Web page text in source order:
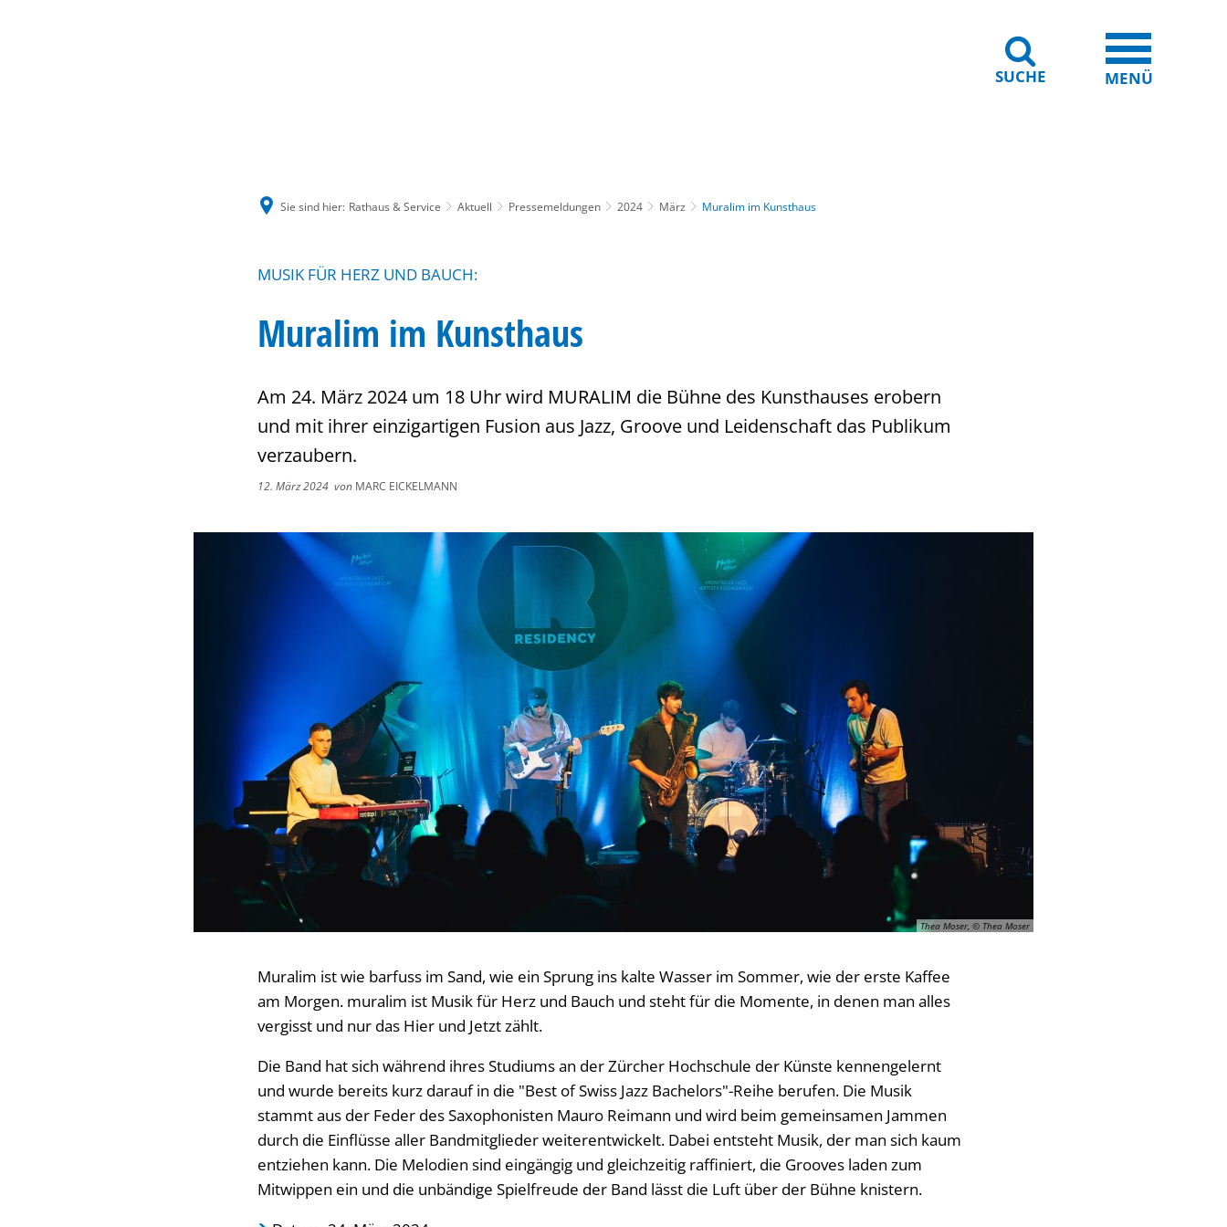
SUCHE MENÜ
Sie sind hier: Rathaus & Service Aktuell Pressemeldungen 2024 März Muralim im Kunsthaus
MUSIK FÜR HERZ UND BAUCH:
Muralim im Kunsthaus
Am 24. März 2024 um 18 Uhr wird MURALIM die Bühne des Kunsthauses erobern
und mit ihrer einzigartigen Fusion aus Jazz, Groove und Leidenschaft das Publikum
verzaubern.
12. März 2024 von MARC EICKELMANN
Thea Moser, © Thea Moser
Muralim ist wie barfuss im Sand, wie ein Sprung ins kalte Wasser im Sommer, wie der erste Kaffee
am Morgen. muralim ist Musik für Herz und Bauch und steht für die Momente, in denen man alles
vergisst und nur das Hier und Jetzt zählt.
Die Band hat sich während ihres Studiums an der Zürcher Hochschule der Künste kennengelernt
und wurde bereits kurz darauf in die "Best of Swiss Jazz Bachelors"-Reihe berufen. Die Musik
stammt aus der Feder des Saxophonisten Mauro Reimann und wird beim gemeinsamen Jammen
durch die Einflüsse aller Bandmitglieder weiterentwickelt. Dabei entsteht Musik, der man sich kaum
entziehen kann. Die Melodien sind eingängig und gleichzeitig raffiniert, die Grooves laden zum
Mitwippen ein und die unbändige Spielfreude der Band lässt die Luft über der Bühne knistern.